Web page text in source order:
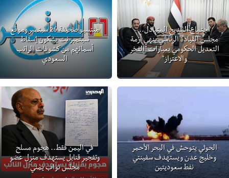
اجتماع المديح المتبادل..
مجلس القيادة الرئاسي ينهي أزمة
التعديل الحكومي بعبارات "الفخر
والاعتزاز"
منتسبو صحيفة 26 سبتمبر وموقع
سبتمبر نت يشكون إسقاط
أسمائهم من كشوفات الراتب
السعودي
الحوثي يتوحش في البحر الأحمر
وخليج عدن ويستهدف سفينتي
نفط سعوديتين
في اليمن فقط.. هجوم مسلح
وتفجير قنابل يستهدف منزل عضو
مجلس نواب يمني